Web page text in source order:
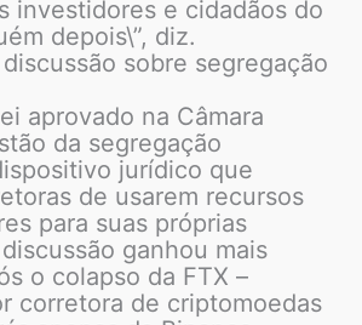
investidores e cidadãos do
depois\”, diz.
sobre segregação
aprovado na Câmara
da segregação
jurídico que
de usarem recursos
para suas próprias
ganhou mais
o colapso da FTX –
corretora de criptomoedas